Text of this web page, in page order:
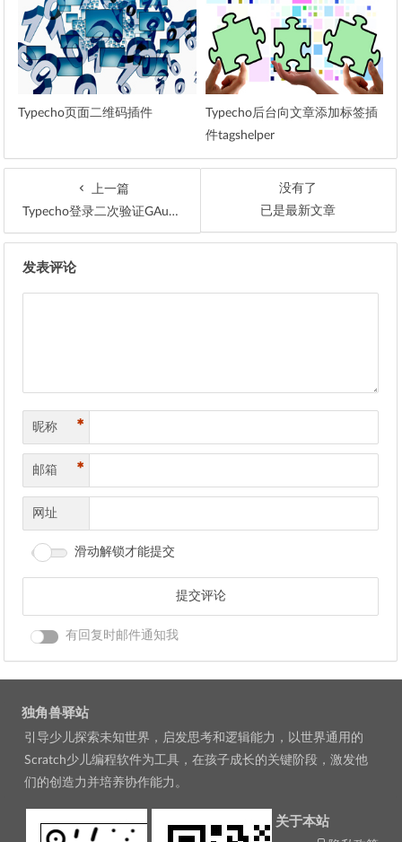
Typecho页面二维码插件
Typecho后台向文章添加标签插
件tagshelper
上一篇
Typecho登录二次验证GAuthenticator插件
没有了
已是最新文章
发表评论
昵称 *
邮箱 *
网址
滑动解锁才能提交
有回复时邮件通知我
独角兽驿站
引导少儿探索未知世界，启发思考和逻辑能力，以世界通用的
Scratch少儿编程软件为工具，在孩子成长的关键阶段，激发他
们的创造力并培养协作能力。
关于本站